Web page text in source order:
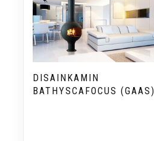
DISAINKAMIN
BATHYSCAFOCUS (GAAS)